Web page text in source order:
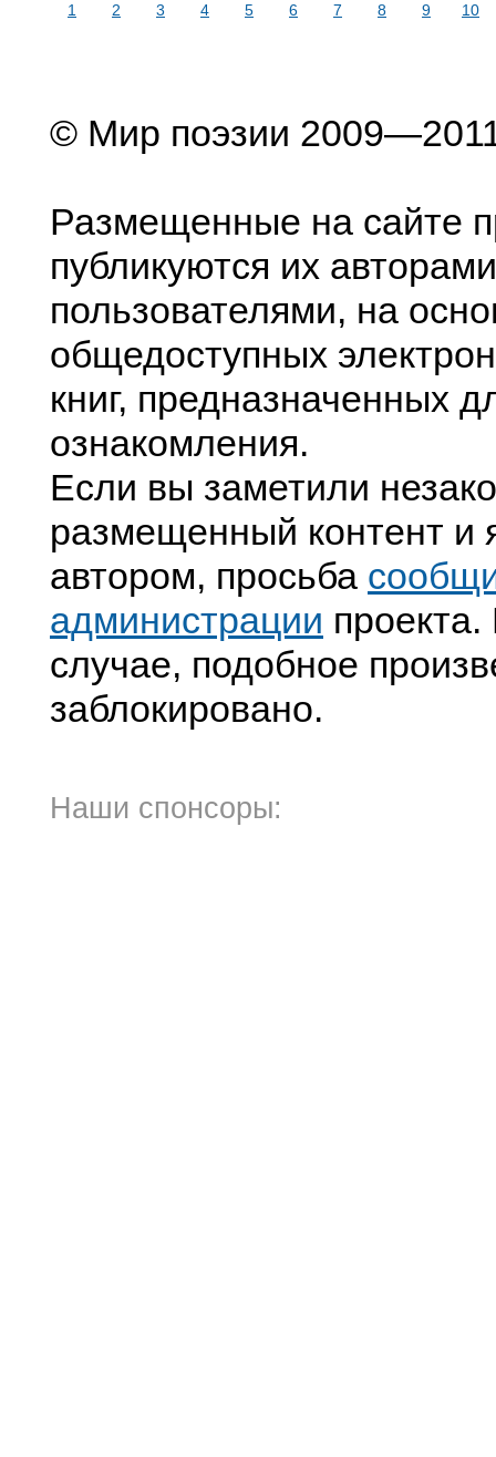
1 2 3 4 5 6 7 8 9 10
© Мир поэзии
Размещенные на сайте
публикуются их
пользователями, на
общедоступных
книг, предназначенных
ознакомления.
Если вы заметили
размещенный контент и
автором, просьба
администрации
случае, подобное
заблокировано.
Наши спонсоры: